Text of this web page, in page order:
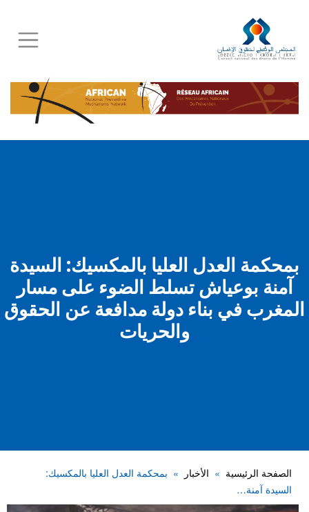
Skip
to
main
content
بمحكمة العدل العليا بالمكسيك: السيدة
آمنة بوعياش تسلط الضوء على مسار
المغرب في بناء دولة مدافعة عن الحقوق
والحريات
الصفحة الرئيسية الأخبار
بمحكمة العدل العليا بالمكسيك:
السيدة آمنة…